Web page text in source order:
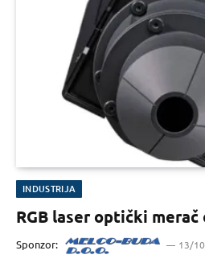
INDUSTRIJA
RGB laser optički
Sponzor: 13/